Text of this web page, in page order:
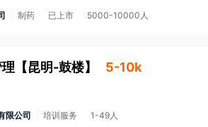
制药 已上市 5000-10000人
【昆明-鼓楼】 5-10k
限公司 培训服务 1-49人